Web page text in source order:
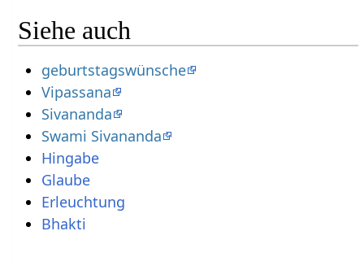
Siehe auch
geburtstagswünsche
Vipassana
Sivananda
Swami Sivananda
Hingabe
Glaube
Erleuchtung
Bhakti